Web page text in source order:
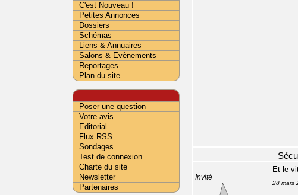
Invité
Et le
28 mars
C'est Nouveau !
Petites Annonces
Dossiers
Schémas
Liens & Annuaires
Salons & Evènements
Reportages
Plan du site
Poser une question
Votre avis
Editorial
Flux RSS
Sondages
Test de connexion
Charte du site
Newsletter
Partenaires